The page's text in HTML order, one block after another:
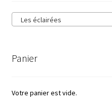
Les éclairées
Panier
Votre panier est vide.